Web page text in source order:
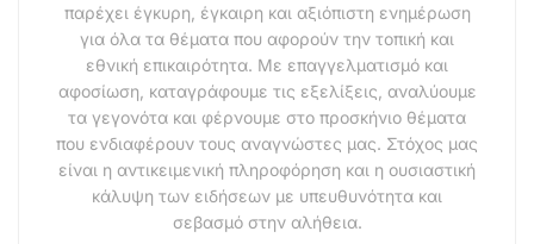
παρέχει έγκυρη, έγκαιρη και αξιόπιστη ενημέρωση
για όλα τα θέματα που αφορούν την τοπική και
εθνική επικαιρότητα. Με επαγγελματισμό και
αφοσίωση, καταγράφουμε τις εξελίξεις, αναλύουμε
τα γεγονότα και φέρνουμε στο προσκήνιο θέματα
που ενδιαφέρουν τους αναγνώστες μας. Στόχος μας
είναι η αντικειμενική πληροφόρηση και η ουσιαστική
κάλυψη των ειδήσεων με υπευθυνότητα και
σεβασμό στην αλήθεια.